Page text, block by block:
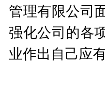
管理有限公司
强化公司的各
业作出自己应